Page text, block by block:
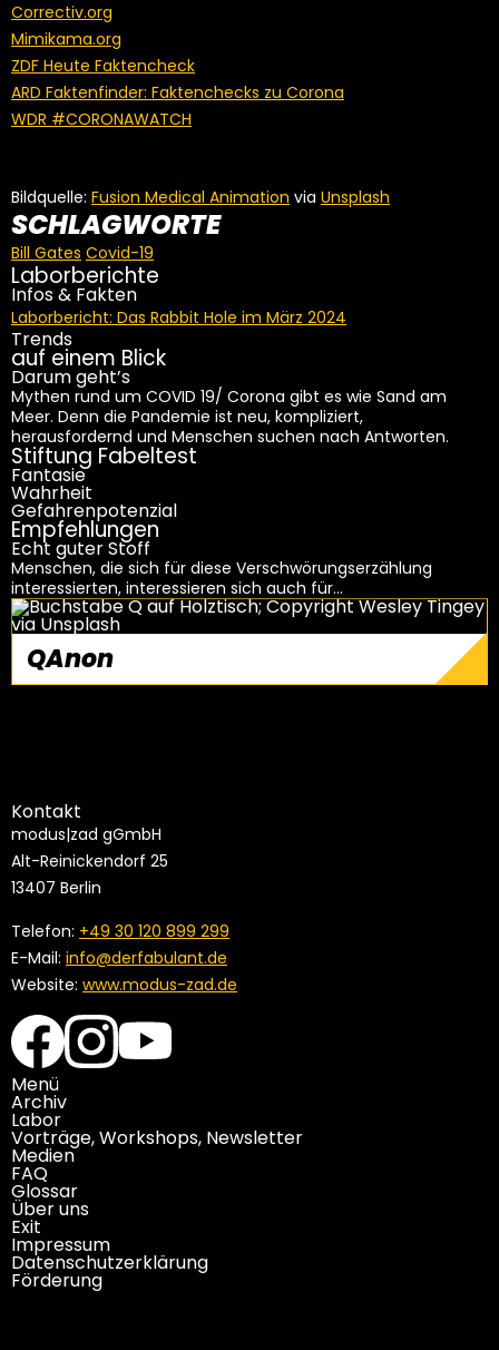
Correctiv.org
Mimikama.org
ZDF Heute Faktencheck
ARD Faktenfinder: Faktenchecks zu Corona
WDR #CORONAWATCH
Bildquelle: Fusion Medical Animation via Unsplash
SCHLAGWORTE
Bill Gates Covid-19
Laborberichte
Infos & Fakten
Laborbericht: Das Rabbit Hole im März 2024
Trends
auf einem Blick
Darum geht’s
Mythen rund um COVID 19/ Corona gibt es wie Sand am
Meer. Denn die Pandemie ist neu, kompliziert,
herausfordernd und Menschen suchen nach Antworten.
Stiftung Fabeltest
Fantasie
Wahrheit
Gefahrenpotenzial
Empfehlungen
Echt guter Stoff
Menschen, die sich für diese Verschwörungserzählung
interessierten, interessieren sich auch für…
weiterlesen
QAnon
Kontakt
modus|zad gGmbH
Alt-Reinickendorf 25
13407 Berlin
Telefon: +49 30 120 899 299
E-Mail: info@derfabulant.de
Website: www.modus-zad.de
Menü
Archiv
Labor
Vorträge, Workshops, Newsletter
Medien
FAQ
Glossar
Über uns
Exit
Impressum
Datenschutzerklärung
Förderung